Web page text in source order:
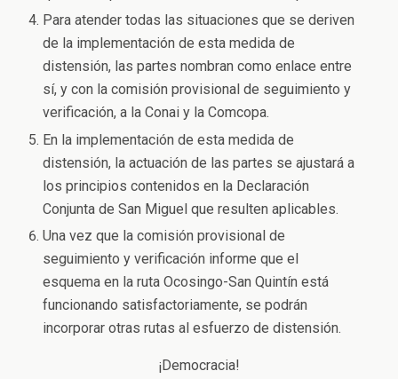
Para atender todas las situaciones que se deriven
de la implementación de esta medida de
distensión, las partes nombran como enlace entre
sí, y con la comisión provisional de seguimiento y
verificación, a la Conai y la Comcopa.
En la implementación de esta medida de
distensión, la actuación de las partes se ajustará a
los principios contenidos en la Declaración
Conjunta de San Miguel que resulten aplicables.
Una vez que la comisión provisional de
seguimiento y verificación informe que el
esquema en la ruta Ocosingo-San Quintín está
funcionando satisfactoriamente, se podrán
incorporar otras rutas al esfuerzo de distensión.
¡Democracia!